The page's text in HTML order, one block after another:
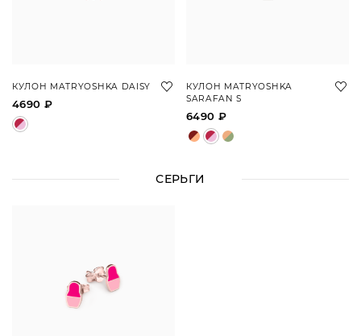
КУЛОН MATRYOSHKA DAISY
4690 ₽
КУЛОН MATRYOSHKA
SARAFAN S
6490 ₽
СЕРЬГИ